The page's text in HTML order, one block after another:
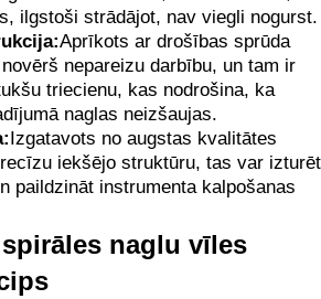
ilgstoši strādājot, nav viegli nogurst.
Aprīkots ar drošības sprūda
nepareizu darbību, un tam ir
triecienu, kas nodrošina, ka
naglas neizšaujas.
Izgatavots no augstas kvalitātes
iekšējo struktūru, tas var izturēt
paildzināt instrumenta kalpošanas
naglu vīles